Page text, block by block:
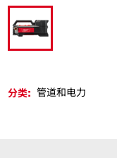
分类: 管道和电力